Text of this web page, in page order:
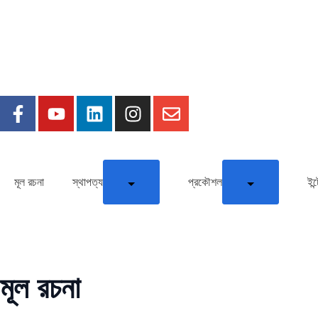
মূল রচনা স্থাপত্য প্রকৌশল
মূল রচনা